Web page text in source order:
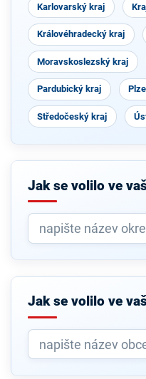
Karlovarský kraj
Královéhradecký kraj
Moravskoslezský kraj
Pardubický kraj
Středočeský kraj
Jak se volilo ve
Jak se volilo ve